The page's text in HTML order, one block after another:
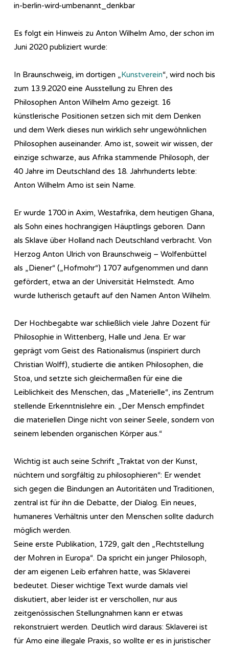
in-berlin-wird-umbenannt_denkbar
Es folgt ein Hinweis zu Anton Wilhelm Amo, der schon im
Juni 2020 publiziert wurde:
In Braunschweig, im dortigen „Kunstverein“, wird noch bis
zum 13.9.2020 eine Ausstellung zu Ehren des
Philosophen Anton Wilhelm Amo gezeigt. 16
künstlerische Positionen setzen sich mit dem Denken
und dem Werk dieses nun wirklich sehr ungewöhnlichen
Philosophen auseinander. Amo ist, soweit wir wissen, der
einzige schwarze, aus Afrika stammende Philosoph, der
40 Jahre im Deutschland des 18. Jahrhunderts lebte:
Anton Wilhelm Amo ist sein Name.
Er wurde 1700 in Axim, Westafrika, dem heutigen Ghana,
als Sohn eines hochrangigen Häuptlings geboren. Dann
als Sklave über Holland nach Deutschland verbracht. Von
Herzog Anton Ulrich von Braunschweig – Wolfenbüttel
als „Diener“ („Hofmohr“) 1707 aufgenommen und dann
gefördert, etwa an der Universität Helmstedt. Amo
wurde lutherisch getauft auf den Namen Anton Wilhelm.
Der Hochbegabte war schließlich viele Jahre Dozent für
Philosophie in Wittenberg, Halle und Jena. Er war
geprägt vom Geist des Rationalismus (inspiriert durch
Christian Wolff), studierte die antiken Philosophen, die
Stoa, und setzte sich gleichermaßen für eine die
Leiblichkeit des Menschen, das „Materielle“, ins Zentrum
stellende Erkenntnislehre ein. „Der Mensch empfindet
die materiellen Dinge nicht von seiner Seele, sondern von
seinem lebenden organischen Körper aus.“
Wichtig ist auch seine Schrift „Traktat von der Kunst,
nüchtern und sorgfältig zu philosophieren“: Er wendet
sich gegen die Bindungen an Autoritäten und Traditionen,
zentral ist für ihn die Debatte, der Dialog. Ein neues,
humaneres Verhältnis unter den Menschen sollte dadurch
möglich werden.
Seine erste Publikation, 1729, galt den „Rechtstellung
der Mohren in Europa“. Da spricht ein junger Philosoph,
der am eigenen Leib erfahren hatte, was Sklaverei
bedeutet. Dieser wichtige Text wurde damals viel
diskutiert, aber leider ist er verschollen, nur aus
zeitgenössischen Stellungnahmen kann er etwas
rekonstruiert werden. Deutlich wird daraus: Sklaverei ist
für Amo eine illegale Praxis, so wollte er es in juristischer